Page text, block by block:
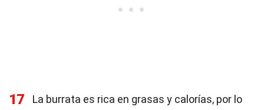
17
La burrata es rica en grasas y calorías, por lo